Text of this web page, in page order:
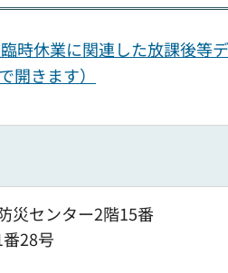
時休業に関連した放課後等
開きます）
災センター2階15番
28号